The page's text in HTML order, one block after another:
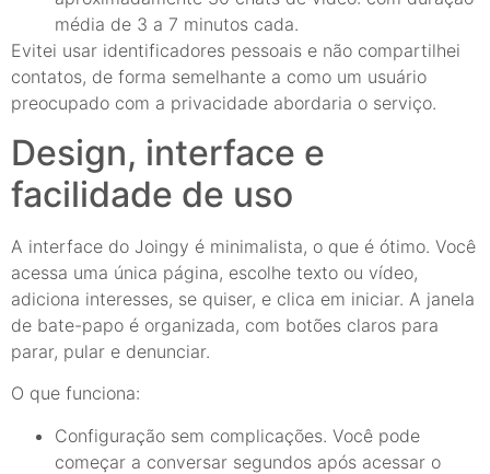
média de 3 a 7 minutos cada.
Evitei usar identificadores pessoais e não compartilhei
contatos, de forma semelhante a como um usuário
preocupado com a privacidade abordaria o serviço.
Design, interface e
facilidade de uso
A interface do Joingy é minimalista, o que é ótimo. Você
acessa uma única página, escolhe texto ou vídeo,
adiciona interesses, se quiser, e clica em iniciar. A janela
de bate-papo é organizada, com botões claros para
parar, pular e denunciar.
O que funciona:
Configuração sem complicações. Você pode
começar a conversar segundos após acessar o